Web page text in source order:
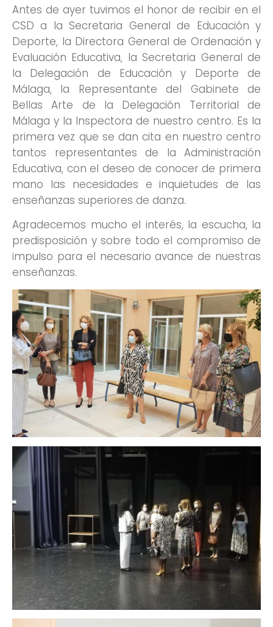
Antes de ayer tuvimos el honor de recibir en el
CSD a la Secretaria General de Educación y
Deporte, la Directora General de Ordenación y
Evaluación Educativa, la Secretaria General de
la Delegación de Educación y Deporte de
Málaga, la Representante del Gabinete de
Bellas Arte de la Delegación Territorial de
Málaga y la Inspectora de nuestro centro. Es la
primera vez que se dan cita en nuestro centro
tantos representantes de la Administración
Educativa, con el deseo de conocer de primera
mano las necesidades e inquietudes de las
enseñanzas superiores de danza.
Agradecemos mucho el interés, la escucha, la
predisposición y sobre todo el compromiso de
impulso para el necesario avance de nuestras
enseñanzas.